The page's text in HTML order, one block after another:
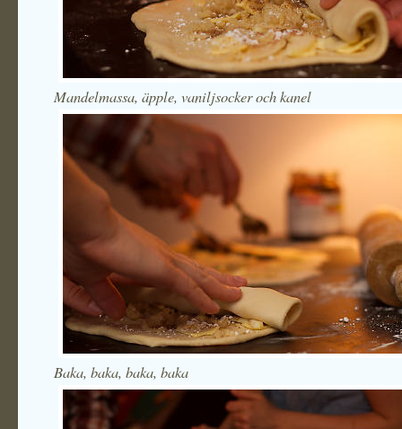
Mandelmassa, äpple, vaniljsocker och kanel
Baka, baka, baka, baka